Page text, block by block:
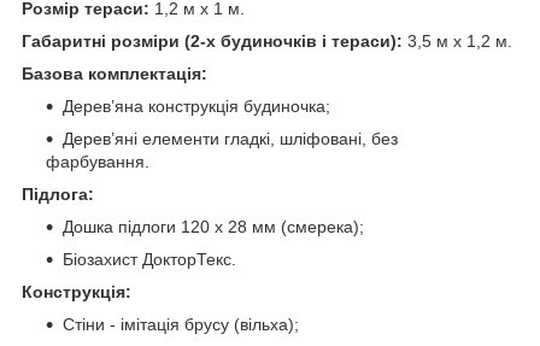
Розмір тераси: 1,2 м х 1 м.
Габаритні розміри (2-х будиночків і тераси): 3,5 м х 1,2 м.
Базова комплектація:
Дерев’яна конструкція будиночка;
Дерев’яні елементи гладкі, шліфовані, без
фарбування.
Підлога:
Дошка підлоги 120 х 28 мм (смерека);
Біозахист ДокторТекс.
Конструкція:
Стіни - імітація брусу (вільха);